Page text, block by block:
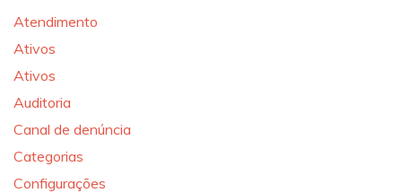
Atendimento
Ativos
Ativos
Auditoria
Canal de denúncia
Categorias
Configurações